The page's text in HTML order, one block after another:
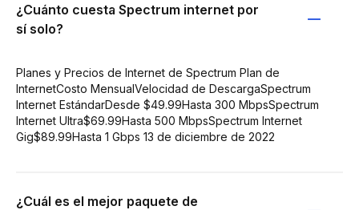
¿Cuánto cuesta Spectrum internet por
sí solo?
Planes y Precios de Internet de Spectrum Plan de
InternetCosto MensualVelocidad de DescargaSpectrum
Internet EstándarDesde $49.99Hasta 300 MbpsSpectrum
Internet Ultra$69.99Hasta 500 MbpsSpectrum Internet
Gig$89.99Hasta 1 Gbps 13 de diciembre de 2022
¿Cuál es el mejor paquete de